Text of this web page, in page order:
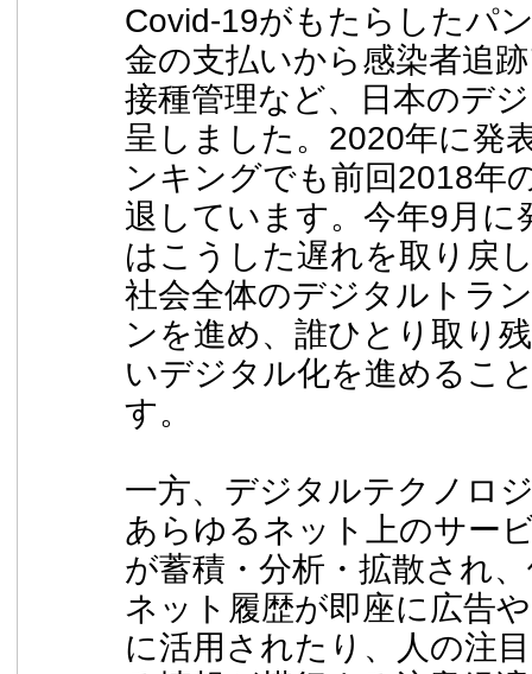
Covid-19がもたらしたパ
金の支払いから感染者追
接種管理など、日本のデ
呈しました。2020年に発
ンキングでも前回2018年
退しています。今年9月に
はこうした遅れを取り戻
社会全体のデジタルトラ
ンを進め、誰ひとり取り
いデジタル化を進めるこ
す。
一方、デジタルテクノロ
あらゆるネット上のサー
が蓄積・分析・拡散され
ネット履歴が即座に広告
に活用されたり、人の注